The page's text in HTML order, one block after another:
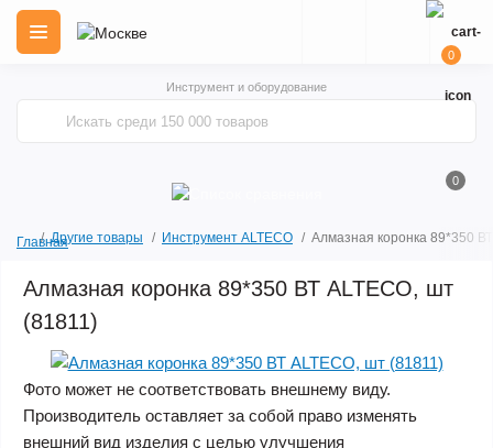
Инструмент и оборудование
0
0
ГлавнаяДругие товары Инструмент ALTECO Алмазная коронка 89*350
Алмазная коронка 89*350 ВТ ALTECO, шт
(81811)
Фото может не соответствовать внешнему виду.
Производитель оставляет за собой право изменять
внешний вид изделия с целью улучшения